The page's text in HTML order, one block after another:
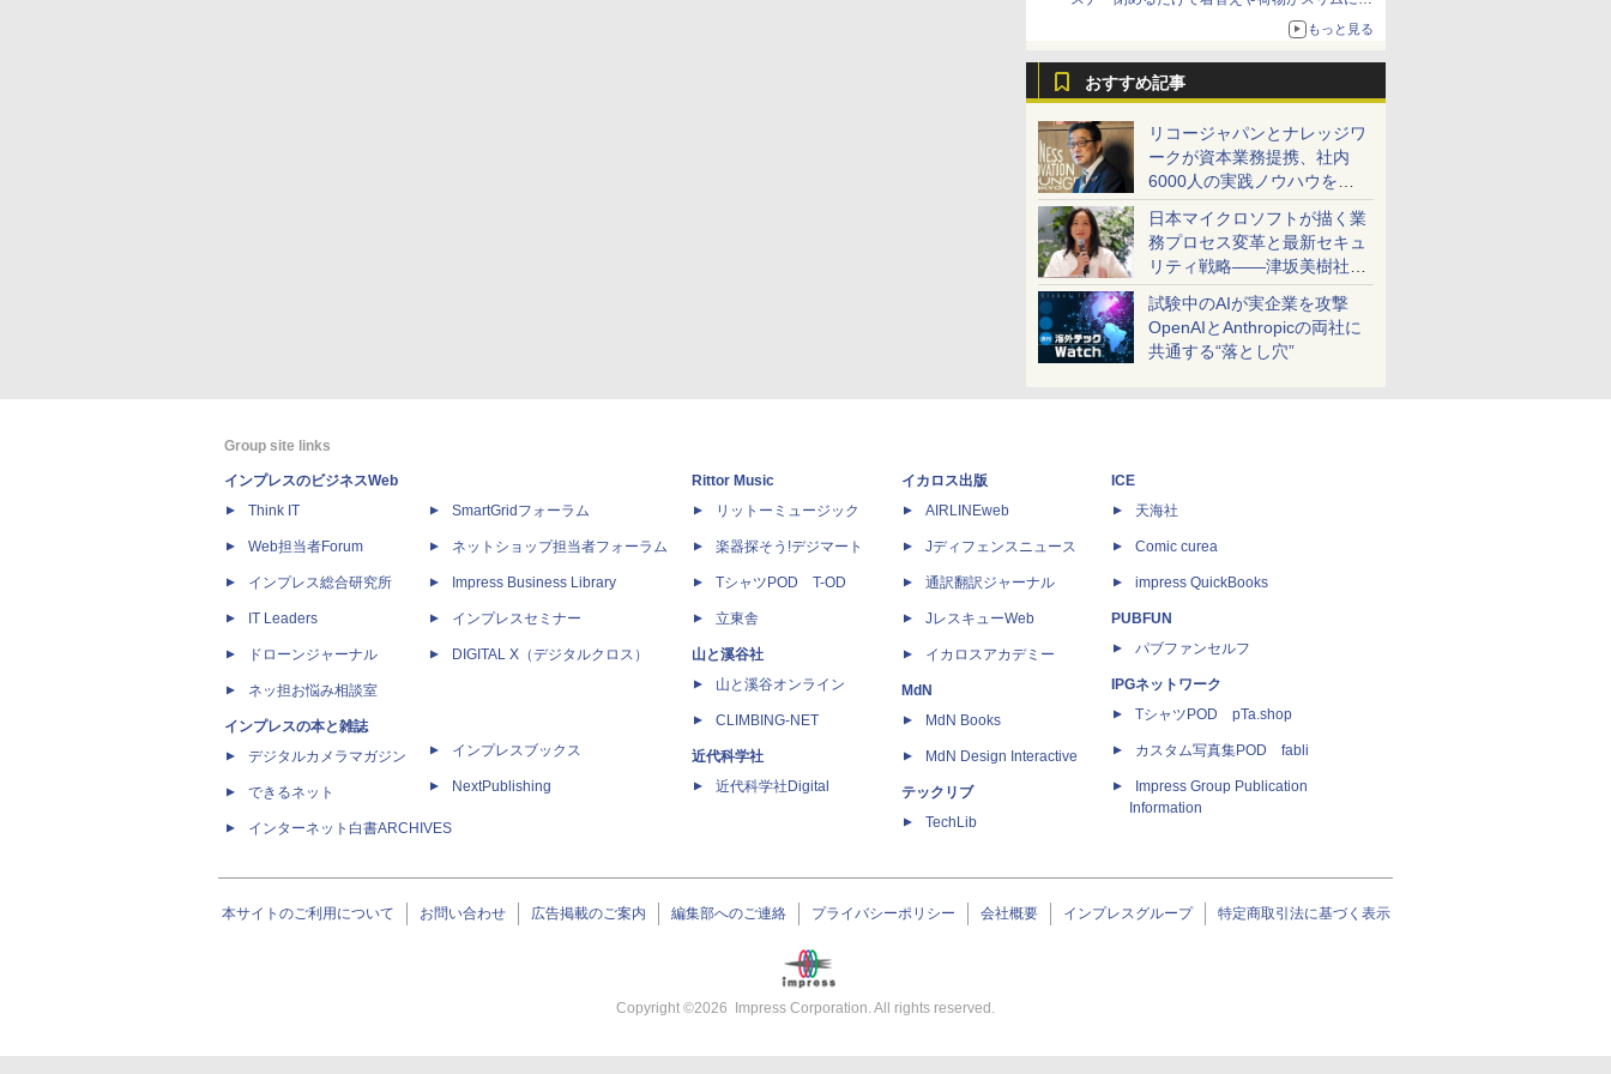
もっと見る
おすすめ記事
リコージャパンとナレッジワ
ークが資本業務提携、社内
6000人の実践ノウハウを生
かした「AI商談記録 for
RICOH」を展開へ
日本マイクロソフトが描く業
務プロセス変革と最新セキュ
リティ戦略――津坂美樹社長
が2027年度戦略を説明
試験中のAIが実企業を攻撃
OpenAIとAnthropicの両社に
共通する“落とし穴”
Group site links
インプレスのビジネスWeb
Think IT
Web担当者Forum
インプレス総合研究所
IT Leaders
ドローンジャーナル
ネッ担お悩み相談室
インプレスの本と雑誌
デジタルカメラマガジン
できるネット
インターネット白書ARCHIVES
SmartGridフォーラム
ネットショップ担当者フォーラム
Impress Business Library
インプレスセミナー
DIGITAL X（デジタルクロス）
インプレスブックス
NextPublishing
Rittor Music
リットーミュージック
楽器探そう!デジマート
TシャツPOD T-OD
立東舎
山と溪谷社
山と溪谷オンライン
CLIMBING-NET
近代科学社
近代科学社Digital
イカロス出版
AIRLINEweb
Jディフェンスニュース
通訳翻訳ジャーナル
JレスキューWeb
イカロスアカデミー
MdN
MdN Books
MdN Design Interactive
テックリブ
TechLib
ICE
天海社
Comic curea
impress QuickBooks
PUBFUN
パブファンセルフ
IPGネットワーク
TシャツPOD pTa.shop
カスタム写真集POD fabli
Impress Group Publication
Information
本サイトのご利用について お問い合わせ 広告掲載のご案内 編集部へのご連絡 プライバシーポリシー 会社概要 インプレスグループ 特定商取引法に基づく表示
Copyright ©2026 Impress Corporation. All rights reserved.